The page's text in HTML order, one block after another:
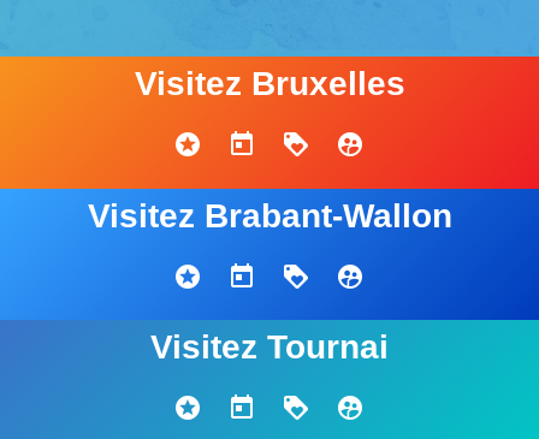
Visitez Bruxelles
Visitez Brabant-Wallon
Visitez Tournai